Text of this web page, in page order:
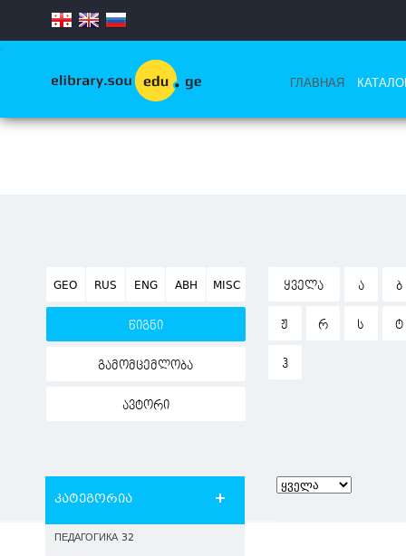
.
ГЛАВНАЯ
GEO RUS ENG ABH MISC
წიგნი
გამომცემლობა
ავტორი
ᲧᲕᲔᲚᲐ Ა Ბ
Ჟ Რ Ს Ტ
Ჰ
კატეგორია
ПЕДАГОГИКА 32